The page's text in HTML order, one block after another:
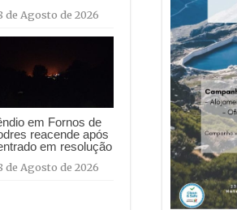
de Agosto de 2026
em Fornos de
reacende após
em resolução
de Agosto de 2026